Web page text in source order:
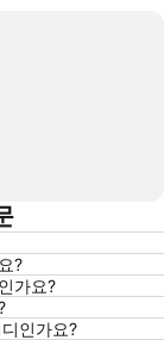
?
가요?
인가요?